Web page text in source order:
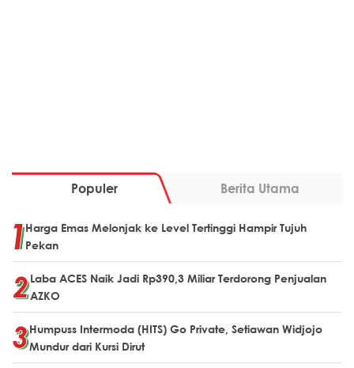
Populer Berita Utama
Harga Emas Melonjak ke Level Tertinggi Hampir Tujuh
Pekan
Laba ACES Naik Jadi Rp390,3 Miliar Terdorong Penjualan
AZKO
Humpuss Intermoda (HITS) Go Private, Setiawan Widjojo
Mundur dari Kursi Dirut